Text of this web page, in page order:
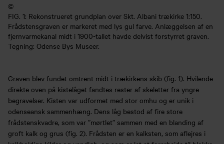
©
FIG. 1: Rekonstrueret grundplan over Skt. Albani trækirke 1:150.
Frådstensgraven er markeret med lys gul farve. Anlæggelsen af en
fjernvarmekanal midt i 1900-tallet havde delvist forstyrret graven.
Tegning: Odense Bys Museer.
Graven blev fundet omtrent midt i trækirkens skib (fig. 1). Hvilende
direkte oven på kistelåget fandtes rester af skeletter fra yngre
begravelser. Kisten var udformet med stor omhu og er unik i
odenseansk sammenhæng. Dens låg bestod af fire store
frådstenskvadre, som var ”mørtlet” sammen med en blanding af
groft kalk og grus (fig. 2). Frådsten er en kalksten, som aflejres i